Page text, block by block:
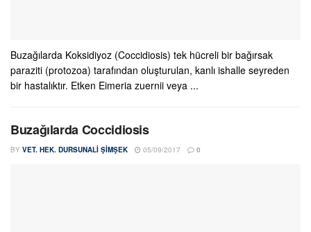
Buzağılarda Koksidiyoz (Coccidiosis) tek hücreli bir bağırsak
paraziti (protozoa) tarafından oluşturulan, kanlı ishalle seyreden
bir hastalıktır. Etken Eimeria zuernii veya ...
Buzağılarda Coccidiosis
BY VET. HEK. DURSUNALI ŞIMŞEK 05/09/2017 0